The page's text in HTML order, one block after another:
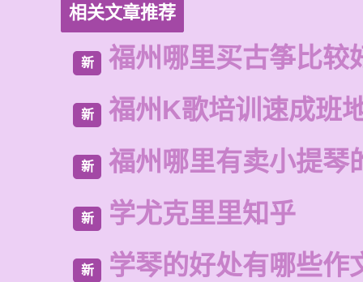
相关文章推荐
新 福州哪里买古筝比较
新 福州K歌培训速成班
新 福州哪里有卖小提琴
新 学尤克里里知乎
新 学琴的好处有哪些作